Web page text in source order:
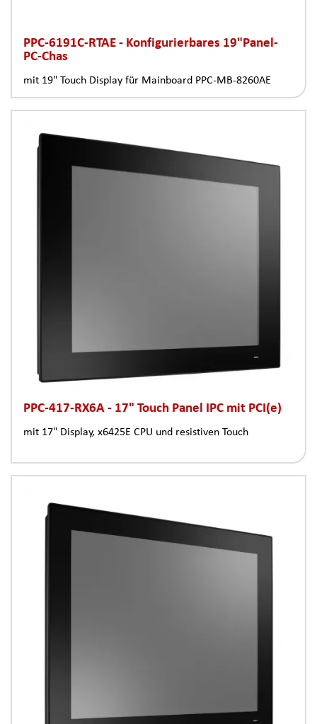
PPC-6191C-RTAE - Konfigurierbares 19"Panel-
PC-Chas
mit 19" Touch Display für Mainboard PPC-MB-8260AE
PPC-417-RX6A - 17" Touch Panel IPC mit PCI(e)
mit 17" Display, x6425E CPU und resistiven Touch